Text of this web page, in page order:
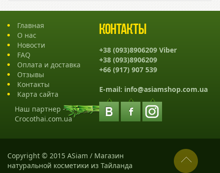
Главная
О нас
Новости
FAQ
Оплата и доставка
Отзывы
Контакты
Карта сайта
Наш партнер -
Crocothai.com.ua
Контакты
+38 (093)8906209 Viber
+38 (093)8906209
+66 (917) 907 539
E-mail: info@asiamshop.com.ua
Copyright © 2015 ASiam / Магазин
натуральной косметики из Тайланда